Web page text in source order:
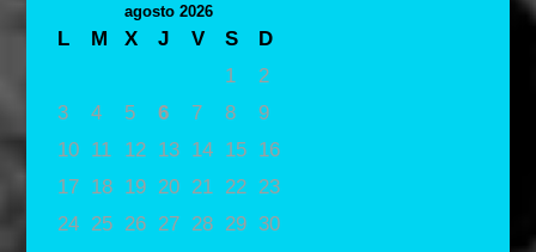
agosto 2026
L M X J V S
D
1
2
3
4 5 6 7 8
9
10
11 12 13 14 15
16
17
18 19 20 21 22
23
24
25 26 27 28 29 30